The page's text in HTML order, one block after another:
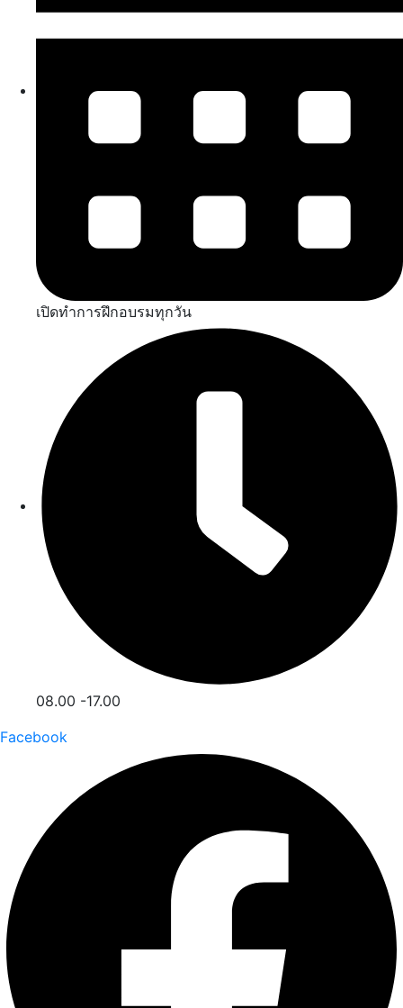
เปิดทำการฝึกอบรมทุกวัน
08.00 -17.00
Facebook